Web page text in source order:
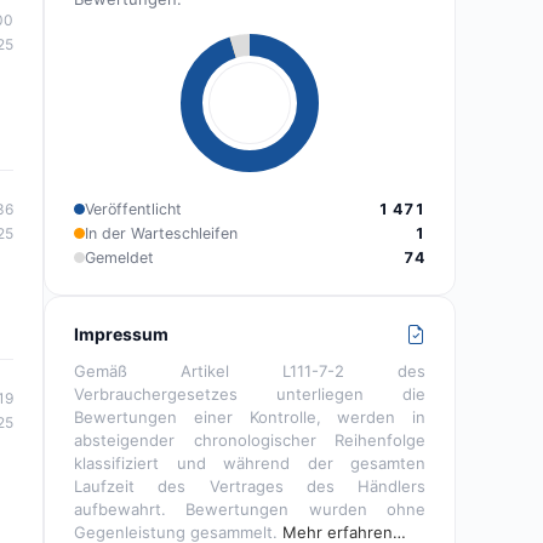
Veröffentlicht
1 471
In der Warteschleifen
1
Gemeldet
74
Impressum
Gemäß Artikel L111-7-2 des
Verbrauchergesetzes unterliegen die
Bewertungen einer Kontrolle, werden in
absteigender chronologischer Reihenfolge
klassifiziert und während der gesamten
Laufzeit des Vertrages des Händlers
aufbewahrt. Bewertungen wurden ohne
Gegenleistung gesammelt. Mehr erfahren…